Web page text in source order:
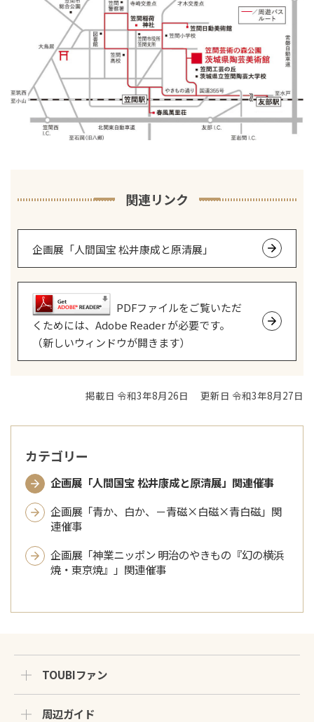
関連リンク
企画展「人間国宝 松井康成と原清展」
PDFファイルをご覧いただ
くためには、Adobe Reader が必要です。
（新しいウィンドウが開きます）
掲載日 令和3年8月26日 更新日 令和3年8月27日
カテゴリー
企画展「人間国宝 松井康成と原清展」関連催事
企画展「青か、白か、－青磁×白磁×青白磁」関
連催事
企画展「神業ニッポン 明治のやきもの『幻の横浜
焼・東京焼』」関連催事
TOUBIファン
周辺ガイド